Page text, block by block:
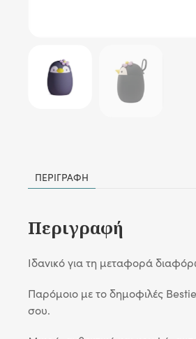
ΠΕΡΙΓΡΑΦΉ
Περιγραφή
Ιδανικό για τη μεταφορά
Παρόμοιο με το δημοφιλές
σου.